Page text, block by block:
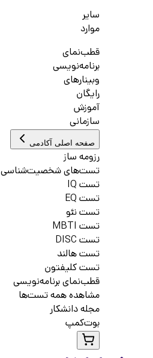
سایر
موارد
قطب‌نمای
برنامه‌نویسی
وبینارهای
رایگان
آموزش
سازمانی
صفحه اصلی آکادمی
رزومه ساز
تست‌های شخصیت‌شناسی
تست IQ
تست EQ
تست نئو
تست MBTI
تست DISC
تست هالند
تست کلیفتون
قطب‌نمای برنامه‌نویسی
مشاهده همه تست‌ها
مجله دانشکار
بوت‌کمپ